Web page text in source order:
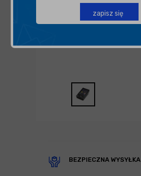
BEZPIECZNA WYSYŁKA
zapisz się